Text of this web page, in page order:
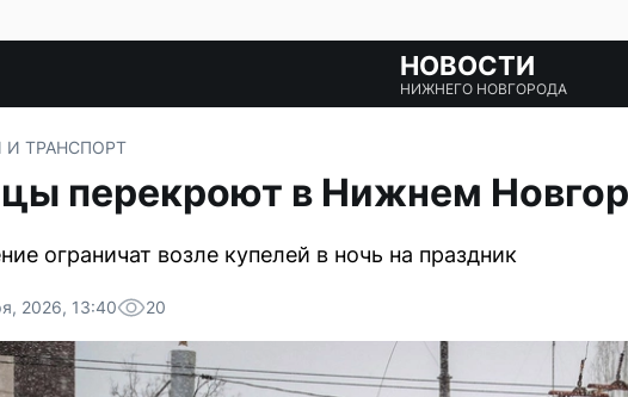
НОВОСТИ
НИЖНЕГО НОВГОРОДА
И ТРАНСПОРТ
перекроют в Нижнем
ограничат возле купелей в ночь на праздник
2026, 13:40 20